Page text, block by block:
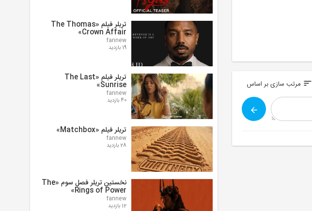
تریلر فیلم «The Thomas
Crown Affair»
fannew
19 بازدید
تریلر فیلم «The Last
Sunrise»
fannew
40 بازدید
تریلر فیلم «Matchbox»
fannew
28 بازدید
نخستین تریلر فصل سوم «The
Rings of Power»
fannew
12 بازدید
sort مرتب سازی بر اساس